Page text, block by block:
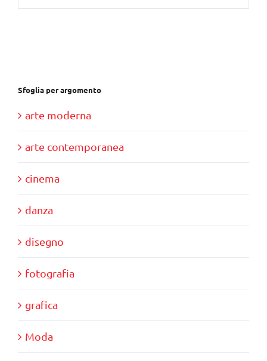
Sfoglia per argomento
arte moderna
arte contemporanea
cinema
danza
disegno
fotografia
grafica
Moda